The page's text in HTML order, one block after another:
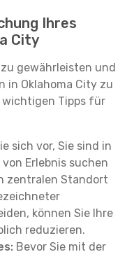
Ihres
City
gewährleisten und
in Oklahoma City zu
wichtigen Tipps für
sich vor, Sie sind in
Erlebnis suchen
zentralen Standort
können Sie Ihre
reduzieren.
Bevor Sie mit der